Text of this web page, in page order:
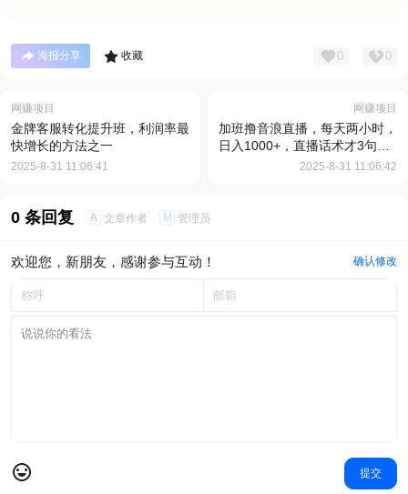
海报分享 收藏 0 0
网赚项目
金牌客服转化提升班，利润率最
快增长的方法之一
2025-8-31 11:06:41
网赚项目
加班撸音浪直播，每天两小时，
日入1000+，直播话术才3句，3
天起号，普通人快速拿结果【揭
2025-8-31 11:06:42
0 条回复 A 文章作者 M 管理员
欢迎您，新朋友，感谢参与互动！ 确认修改
提交